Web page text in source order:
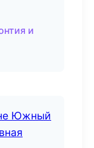
и
Южный